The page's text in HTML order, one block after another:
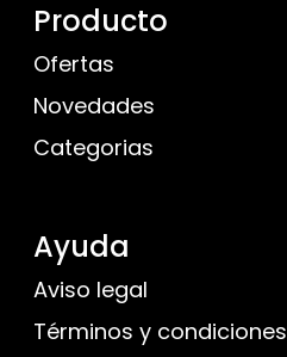
Producto
Ofertas
Novedades
Categorias
Ayuda
Aviso legal
Términos y condiciones